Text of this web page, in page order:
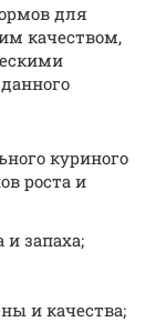
для
качеством,
куриного
роста и
и запаха;
и качества;